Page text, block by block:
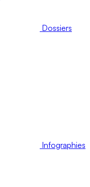
Dossiers
Infographies